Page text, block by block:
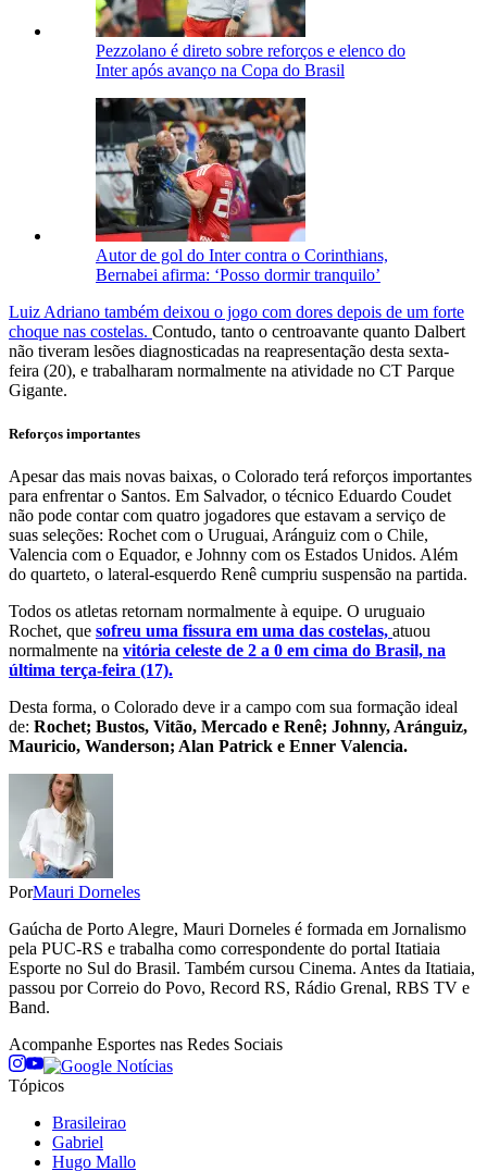
Pezzolano é direto sobre reforços e elenco do
Inter após avanço na Copa do Brasil
Autor de gol do Inter contra o Corinthians,
Bernabei afirma: ‘Posso dormir tranquilo’
Luiz Adriano também deixou o jogo com dores depois de um forte
choque nas costelas. Contudo, tanto o centroavante quanto Dalbert
não tiveram lesões diagnosticadas na reapresentação desta sexta-
feira (20), e trabalharam normalmente na atividade no CT Parque
Gigante.
Reforços importantes
Apesar das mais novas baixas, o Colorado terá reforços importantes
para enfrentar o Santos. Em Salvador, o técnico Eduardo Coudet
não pode contar com quatro jogadores que estavam a serviço de
suas seleções: Rochet com o Uruguai, Aránguiz com o Chile,
Valencia com o Equador, e Johnny com os Estados Unidos. Além
do quarteto, o lateral-esquerdo Renê cumpriu suspensão na partida.
Todos os atletas retornam normalmente à equipe. O uruguaio
Rochet, que sofreu uma fissura em uma das costelas, atuou
normalmente na vitória celeste de 2 a 0 em cima do Brasil, na
última terça-feira (17).
Desta forma, o Colorado deve ir a campo com sua formação ideal
de: Rochet; Bustos, Vitão, Mercado e Renê; Johnny, Aránguiz,
Mauricio, Wanderson; Alan Patrick e Enner Valencia.
PorMauri Dorneles
Gaúcha de Porto Alegre, Mauri Dorneles é formada em Jornalismo
pela PUC-RS e trabalha como correspondente do portal Itatiaia
Esporte no Sul do Brasil. Também cursou Cinema. Antes da Itatiaia,
passou por Correio do Povo, Record RS, Rádio Grenal, RBS TV e
Band.
Acompanhe Esportes nas Redes Sociais
Tópicos
Brasileirao
Gabriel
Hugo Mallo